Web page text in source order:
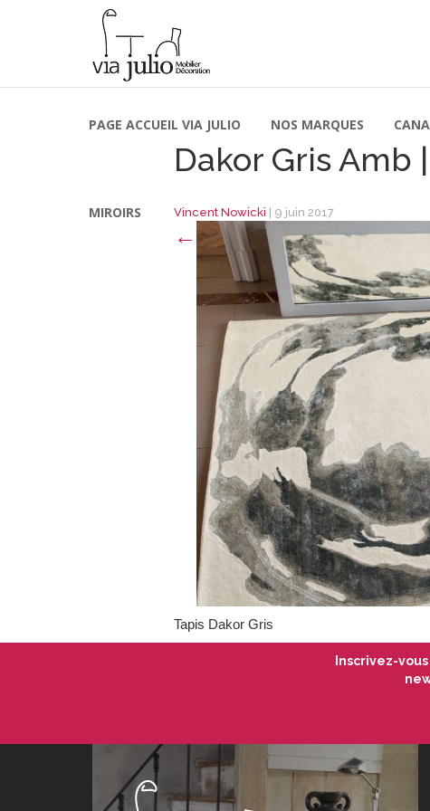
PAGE ACCUEIL VIA JULIO NOS MARQUES
MIROIRS
Dakor Gris Amb |
Vincent Nowicki 9 juin 2017
←
Tapis Dakor Gris
Inscrivez-